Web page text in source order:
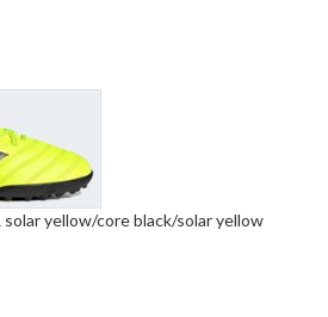
solar yellow/core black/solar yellow